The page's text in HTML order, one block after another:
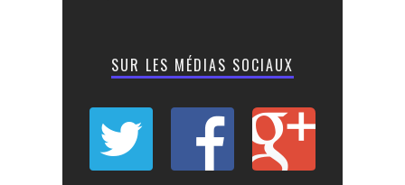
SUR LES MÉDIAS SOCIAUX